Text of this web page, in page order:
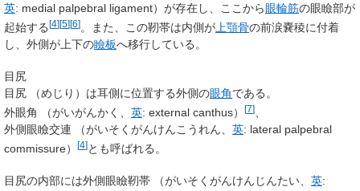
英: medial palpebral ligament） が存在し、ここから眼輪筋の眼瞼部が
起始する [4][5][6]。また、この靭帯は内側が上顎骨の前涙嚢稜に付着
し、外側が上下の瞼板へ移行している。
目尻
目尻
（めじり ） は耳側に位置する外側の眼角である。
外眼角
（がいがんかく 英: external canthus） [7]
外側眼瞼交連
（がいそくがんけんこうれん 英: lateral palpebral
commissure） [4] とも呼ばれる。
目尻の内部には外側眼瞼靭帯 （がいそくがんけんじんたい 英: